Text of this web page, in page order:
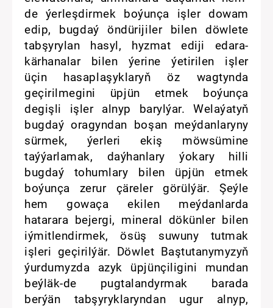
de ýerleşdirmek boýunça işler dowam
edip, bugdaý öndürijiler bilen döwlete
tabşyrylan hasyl, hyzmat ediji edara-
kärhanalar bilen ýerine ýetirilen işler
üçin hasaplaşyklaryň öz wagtynda
geçirilmegini üpjün etmek boýunça
degişli işler alnyp barylýar. Welaýatyň
bugdaý oragyndan boşan meýdanlaryny
sürmek, ýerleri ekiş möwsümine
taýýarlamak, daýhanlary ýokary hilli
bugdaý tohumlary bilen üpjün etmek
boýunça zerur çäreler görülýär. Şeýle
hem gowaça ekilen meýdanlarda
hatarara bejergi, mineral dökünler bilen
iýmitlendirmek, ösüş suwuny tutmak
işleri geçirilýär. Döwlet Baştutanymyzyň
ýurdumyzda azyk üpjünçiligini mundan
beýläk-de pugtalandyrmak barada
berýän tabşyryklaryndan ugur alnyp,